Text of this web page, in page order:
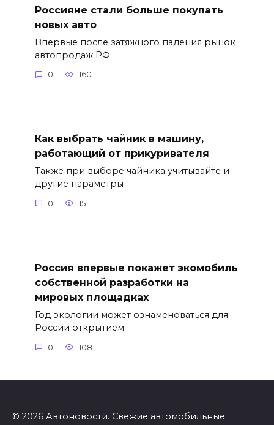
Россияне стали больше покупать
новых авто
Впервые после затяжного падения рынок
автопродаж РФ
0 160
Как выбрать чайник в машину,
работающий от прикуривателя
Также при выборе чайника учитывайте и
другие параметры
0 151
Россия впервые покажет экомобиль
собственной разработки на
мировых площадках
Год экологии может ознаменоваться для
России открытием
0 108
© 2026 Автоновости. Свежие автомобильные